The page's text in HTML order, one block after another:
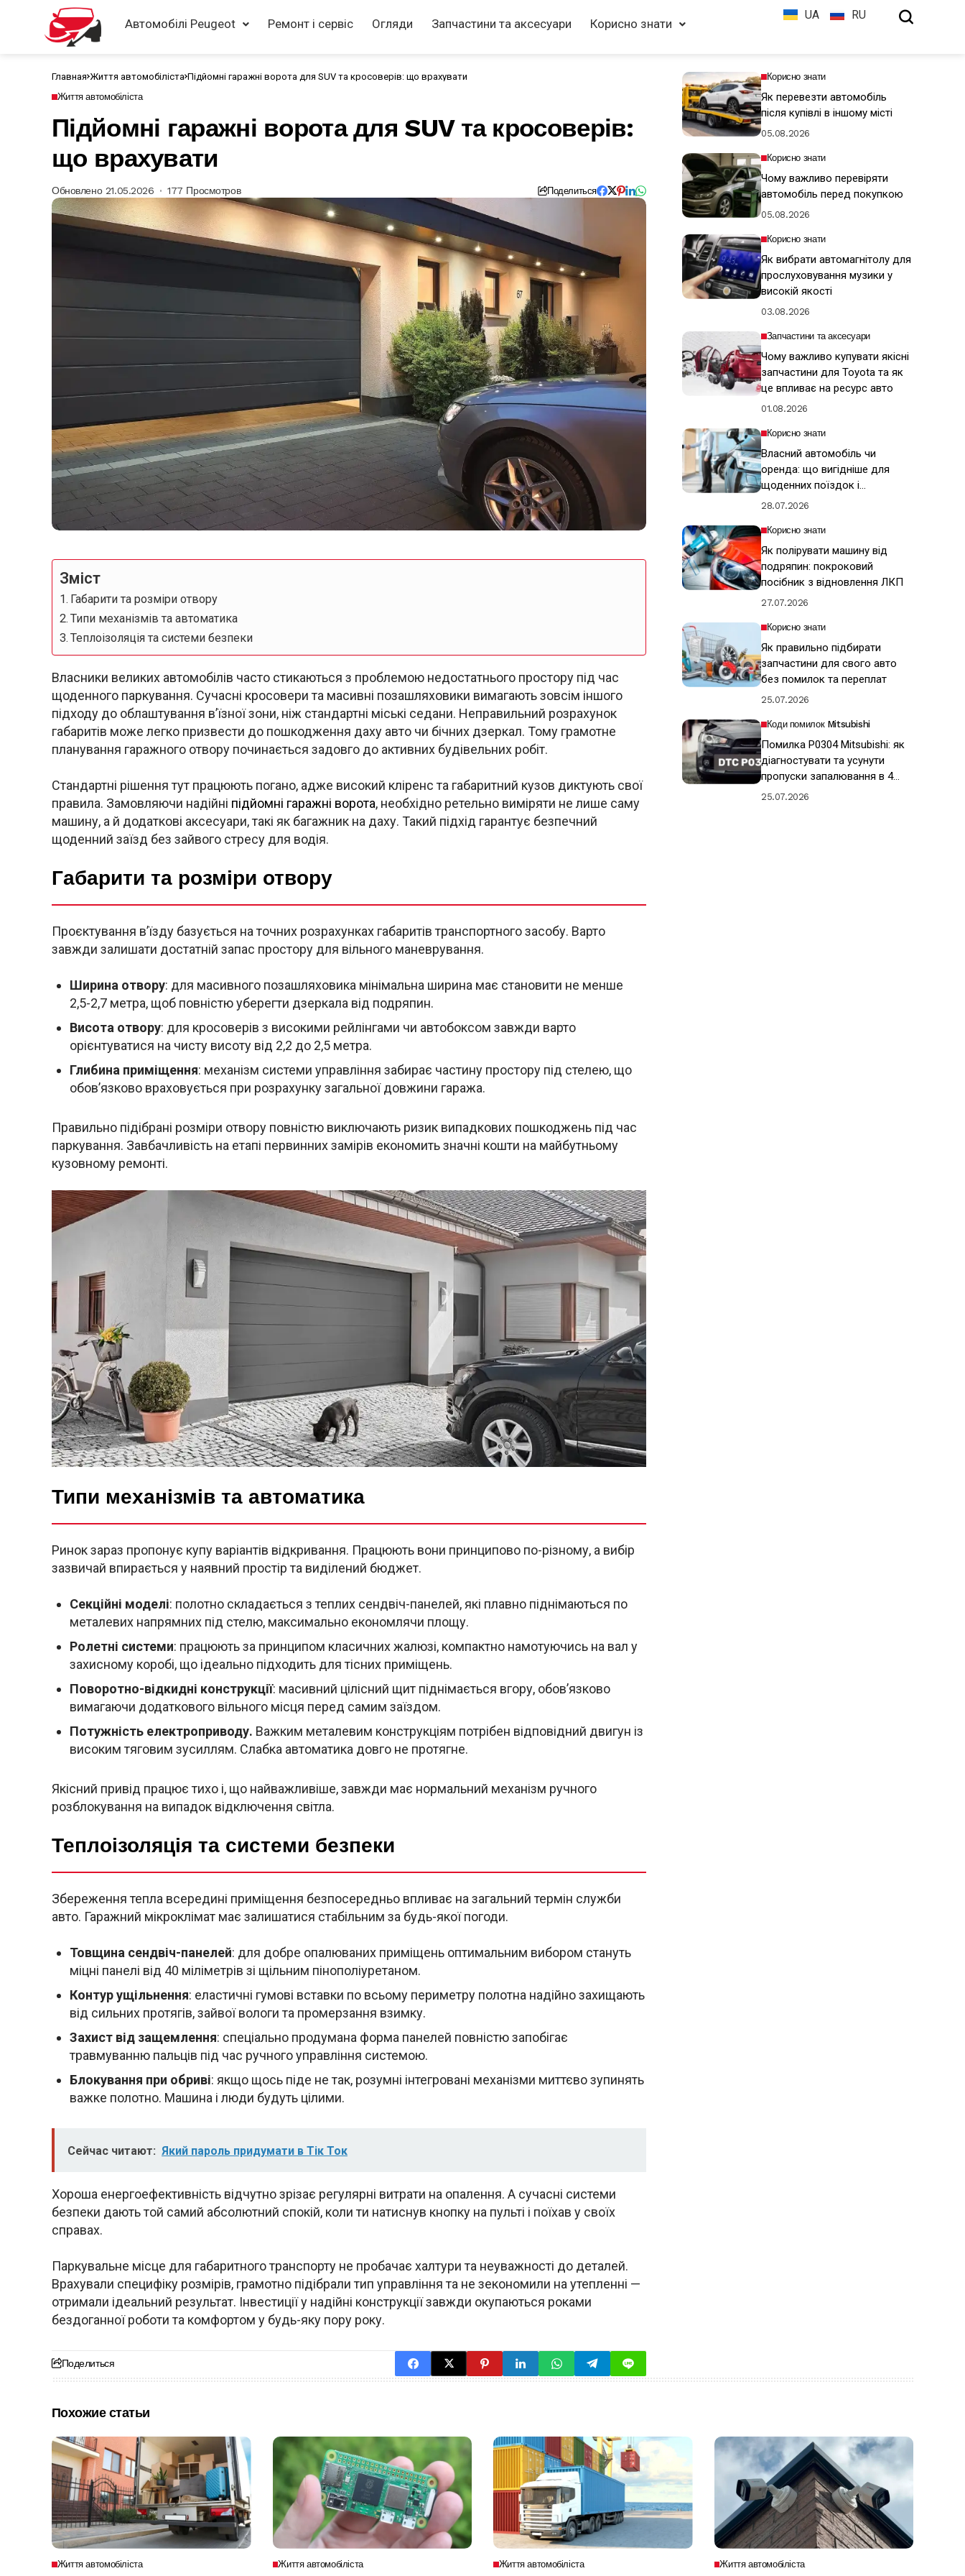
Автомобілі Peugeot Ремонт і сервіс Огляди Запчастини та аксесуари Корисно знати
UA RU
Главная Життя автомобіліста Підйомні гаражні ворота для SUV та кросоверів: що врахувати
Життя автомобіліста
Підйомні гаражні ворота для SUV та кросоверів:
що врахувати
Обновлено 21.05.2026 177 Просмотров Поделиться
Зміст
Габарити та розміри отвору
Типи механізмів та автоматика
Теплоізоляція та системи безпеки
Власники великих автомобілів часто стикаються з проблемою недостатнього простору під час
щоденного паркування. Сучасні кросовери та масивні позашляховики вимагають зовсім іншого
підходу до облаштування в’їзної зони, ніж стандартні міські седани. Неправильний розрахунок
габаритів може легко призвести до пошкодження даху авто чи бічних дзеркал. Тому грамотне
планування гаражного отвору починається задовго до активних будівельних робіт.
Стандартні рішення тут працюють погано, адже високий кліренс та габаритний кузов диктують свої
правила. Замовляючи надійні підйомні гаражні ворота, необхідно ретельно виміряти не лише саму
машину, а й додаткові аксесуари, такі як багажник на даху. Такий підхід гарантує безпечний
щоденний заїзд без зайвого стресу для водія.
Габарити та розміри отвору
Проєктування в’їзду базується на точних розрахунках габаритів транспортного засобу. Варто
завжди залишати достатній запас простору для вільного маневрування.
Ширина отвору: для масивного позашляховика мінімальна ширина має становити не менше
2,5-2,7 метра, щоб повністю уберегти дзеркала від подряпин.
Висота отвору: для кросоверів з високими рейлінгами чи автобоксом завжди варто
орієнтуватися на чисту висоту від 2,2 до 2,5 метра.
Глибина приміщення: механізм системи управління забирає частину простору під стелею, що
обов’язково враховується при розрахунку загальної довжини гаража.
Правильно підібрані розміри отвору повністю виключають ризик випадкових пошкоджень під час
паркування. Завбачливість на етапі первинних замірів економить значні кошти на майбутньому
кузовному ремонті.
Типи механізмів та автоматика
Ринок зараз пропонує купу варіантів відкривання. Працюють вони принципово по-різному, а вибір
зазвичай впирається у наявний простір та виділений бюджет.
Секційні моделі: полотно складається з теплих сендвіч-панелей, які плавно піднімаються по
металевих напрямних під стелю, максимально економлячи площу.
Ролетні системи: працюють за принципом класичних жалюзі, компактно намотуючись на вал у
захисному коробі, що ідеально підходить для тісних приміщень.
Поворотно-відкидні конструкції: масивний цілісний щит піднімається вгору, обов’язково
вимагаючи додаткового вільного місця перед самим заїздом.
Потужність електроприводу. Важким металевим конструкціям потрібен відповідний двигун із
високим тяговим зусиллям. Слабка автоматика довго не протягне.
Якісний привід працює тихо і, що найважливіше, завжди має нормальний механізм ручного
розблокування на випадок відключення світла.
Теплоізоляція та системи безпеки
Збереження тепла всередині приміщення безпосередньо впливає на загальний термін служби
авто. Гаражний мікроклімат має залишатися стабільним за будь-якої погоди.
Товщина сендвіч-панелей: для добре опалюваних приміщень оптимальним вибором стануть
міцні панелі від 40 міліметрів зі щільним пінополіуретаном.
Контур ущільнення: еластичні гумові вставки по всьому периметру полотна надійно захищають
від сильних протягів, зайвої вологи та промерзання взимку.
Захист від защемлення: спеціально продумана форма панелей повністю запобігає
травмуванню пальців під час ручного управління системою.
Блокування при обриві: якщо щось піде не так, розумні інтегровані механізми миттєво зупинять
важке полотно. Машина і люди будуть цілими.
Сейчас читают: Який пароль придумати в Тік Ток
Хороша енергоефективність відчутно зрізає регулярні витрати на опалення. А сучасні системи
безпеки дають той самий абсолютний спокій, коли ти натиснув кнопку на пульті і поїхав у своїх
справах.
Паркувальне місце для габаритного транспорту не пробачає халтури та неуважності до деталей.
Врахували специфіку розмірів, грамотно підібрали тип управління та не зекономили на утепленні —
отримали ідеальний результат. Інвестиції у надійні конструкції завжди окупаються роками
бездоганної роботи та комфортом у будь-яку пору року.
Поделиться
Корисно знати
Як перевезти автомобіль
після купівлі в іншому місті
05.08.2026
Корисно знати
Чому важливо перевіряти
автомобіль перед покупкою
05.08.2026
Корисно знати
Як вибрати автомагнітолу для
прослуховування музики у
високій якості
03.08.2026
Запчастини та аксесуари
Чому важливо купувати якісні
запчастини для Toyota та як
це впливає на ресурс авто
01.08.2026
Корисно знати
Власний автомобіль чи
оренда: що вигідніше для
щоденних поїздок і
подорожей
28.07.2026
Корисно знати
Як полірувати машину від
подряпин: покроковий
посібник з відновлення ЛКП
27.07.2026
Корисно знати
Як правильно підбирати
запчастини для свого авто
без помилок та переплат
25.07.2026
Коди помилок Mitsubishi
Помилка P0304 Mitsubishi: як
діагностувати та усунути
пропуски запалювання в 4
циліндрі
25.07.2026
Похожие статьи
Життя автомобіліста Життя автомобіліста Життя автомобіліста Життя автомобіліста